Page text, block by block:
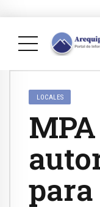
LOCALES